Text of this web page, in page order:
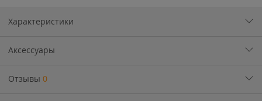
Характеристики
Аксессуары
Отзывы 0